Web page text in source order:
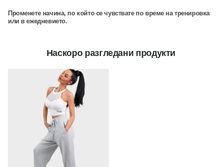
Променете начина, по който се чувствате по време на тренировка
или в ежедневието.
Наскоро разгледани продукти